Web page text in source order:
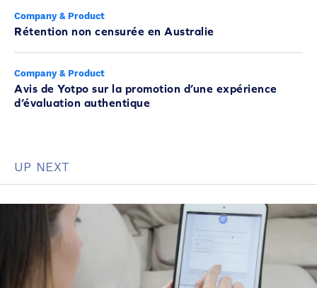
Company & Product
Rétention non censurée en Australie
Company & Product
Avis de Yotpo sur la promotion d’une expérience
d’évaluation authentique
UP NEXT